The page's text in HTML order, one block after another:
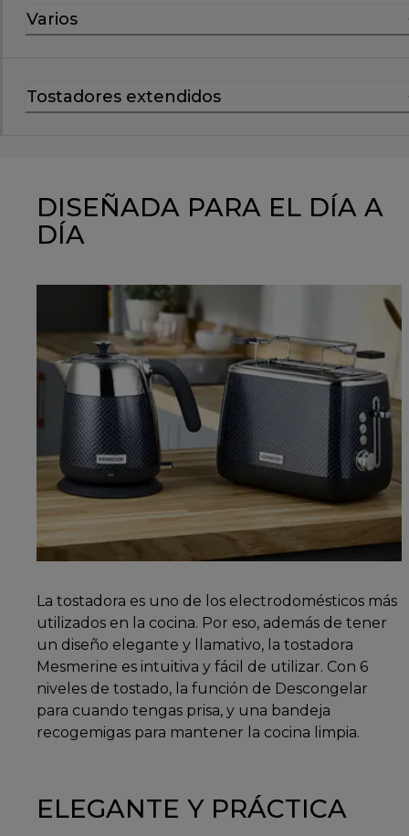
Varios
Tostadores extendidos
DISEÑADA PARA EL DÍA A
DÍA
La tostadora es uno de los electrodomésticos más
utilizados en la cocina. Por eso, además de tener
un diseño elegante y llamativo, la tostadora
Mesmerine es intuitiva y fácil de utilizar. Con 6
niveles de tostado, la función de Descongelar
para cuando tengas prisa, y una bandeja
recogemigas para mantener la cocina limpia.
ELEGANTE Y PRÁCTICA